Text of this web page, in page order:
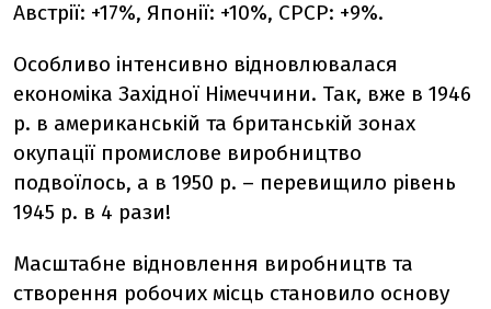
Австрії: +17%, Японії: +10%, СРСР: +9%.
Особливо інтенсивно відновлювалася
економіка Західної Німеччини. Так, вже в 1946
р. в американській та британській зонах
окупації промислове виробництво
подвоїлось, а в 1950 р. – перевищило рівень
1945 р. в 4 рази!
Масштабне відновлення виробництв та
створення робочих місць становило основу